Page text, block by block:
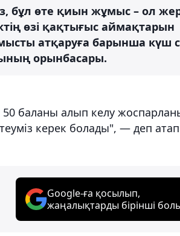
бұл өте қиын жұмыс – ол
өзі қақтығыс аймақтарын
атқаруға барынша күш
орынбасары.
50 баланы алып келу
керек болады", — деп атап
Google-ға қосылып,
жаңалықтарды бірінші